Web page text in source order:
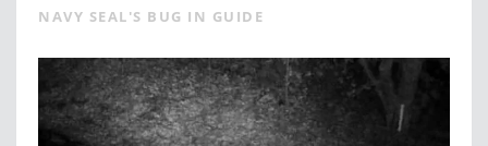
NAVY SEAL'S BUG IN GUIDE